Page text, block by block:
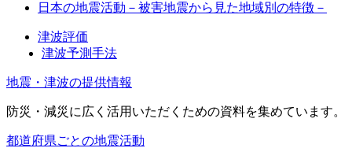
日本の地震活動－被害地震から見た地域別の特徴－
津波評価
津波予測手法
地震・津波の提供情報
防災・減災に広く活用いただくための資料を集めています。
都道府県ごとの地震活動